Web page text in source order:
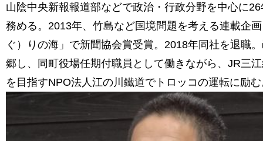
山陰中央新報報道部などで政治・行政分野を中心に
務める。2013年、竹島など国境問題を考える連載企
ぐ）りの海」で新聞協会賞受賞。2018年同社を退職
郷し、同町役場任期付職員として働きながら、JR三
を目指すNPO法人江の川鐵道でトロッコの運転に励